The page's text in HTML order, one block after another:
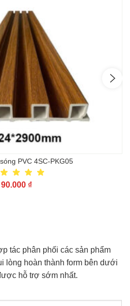
PVC 4SC-PKG05
90.000 ₫
tác phân phối các sản phẩm
lòng hoàn thành form bên dưới
hỗ trợ sớm nhất.